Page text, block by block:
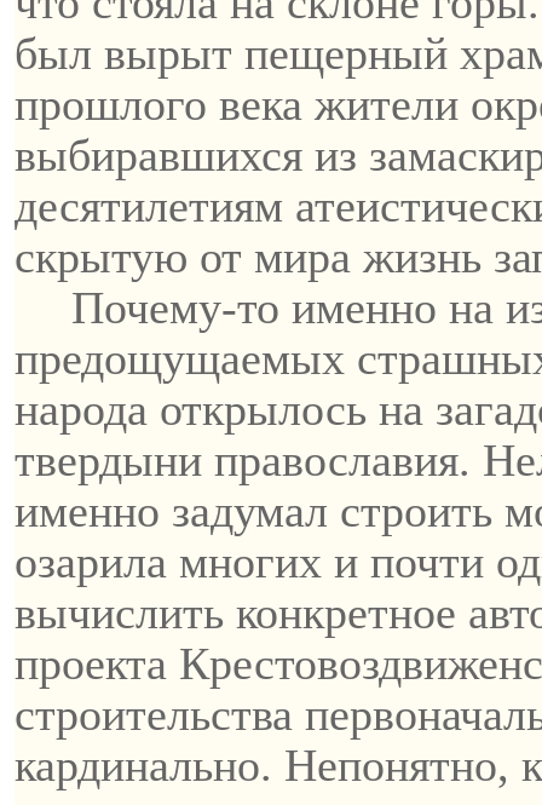
был вырыт пещерный
прошлого века жители
выбиравшихся из
десятилетиям
скрытую от мира жизнь
Почему-то именно на
предощущаемых
народа открылось на
твердыни православия.
именно задумал строить
озарила многих и почти
вычислить конкретное
проекта
строительства
кардинально. Непонятно,